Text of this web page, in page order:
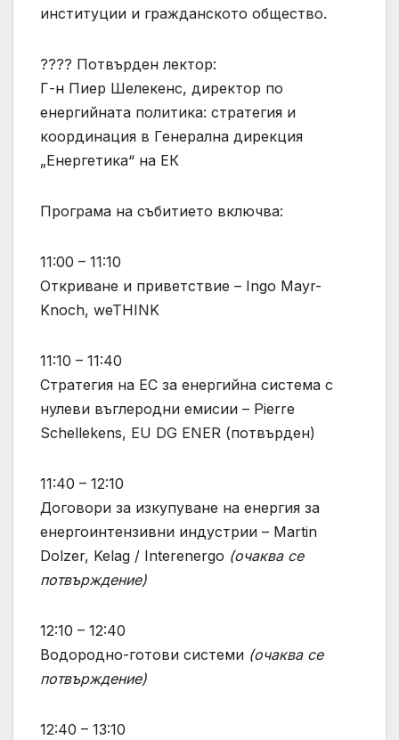
институции и гражданското общество.
???? Потвърден лектор:
Г-н Пиер Шелекенс, директор по
енергийната политика: стратегия и
координация в Генерална дирекция
„Енергетика“ на ЕК
Програма на събитието включва:
11:00 – 11:10
Откриване и приветствие – Ingo Mayr-
Knoch, weTHINK
11:10 – 11:40
Стратегия на ЕС за енергийна система с
нулеви въглеродни емисии – Pierre
Schellekens, EU DG ENER (потвърден)
11:40 – 12:10
Договори за изкупуване на енергия за
енергоинтензивни индустрии – Martin
Dolzer, Kelag / Interenergo (очаква се
потвърждение)
12:10 – 12:40
Водородно-готови системи (очаква се
потвърждение)
12:40 – 13:10